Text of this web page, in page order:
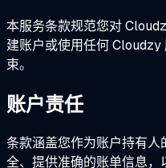
本服务条款规范您对
建账户或使用任何
束。
账户责任
条款涵盖您作为账户持有
全、提供准确的账单信息，